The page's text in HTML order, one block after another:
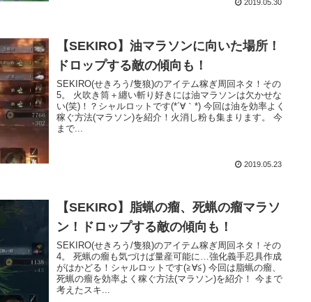
2019.05.30
【SEKIRO】油マラソンに向いた場所！
ドロップする敵の傾向も！
SEKIRO(せきろう/隻狼)のアイテム稼ぎ周回ネタ！その
5。 火吹き筒＋纏い斬り好きには油マラソンは欠かせな
い(笑)！？シャルロットです(*´∀｀*) 今回は油を効率よく
稼ぐ方法(マラソン)を紹介！火消し粉も集まります。 今
まで...
2019.05.23
【SEKIRO】脂蝋の瘤、死蝋の瘤マラソ
ン！ドロップする敵の傾向も！
SEKIRO(せきろう/隻狼)のアイテム稼ぎ周回ネタ！その
4。 死蝋の瘤も気づけば量産可能に…強化義手忍具作成
がはかどる！シャルロットです(≧∀≦) 今回は脂蝋の瘤、
死蝋の瘤を効率よく稼ぐ方法(マラソン)を紹介！ 今まで
考えたスキ...